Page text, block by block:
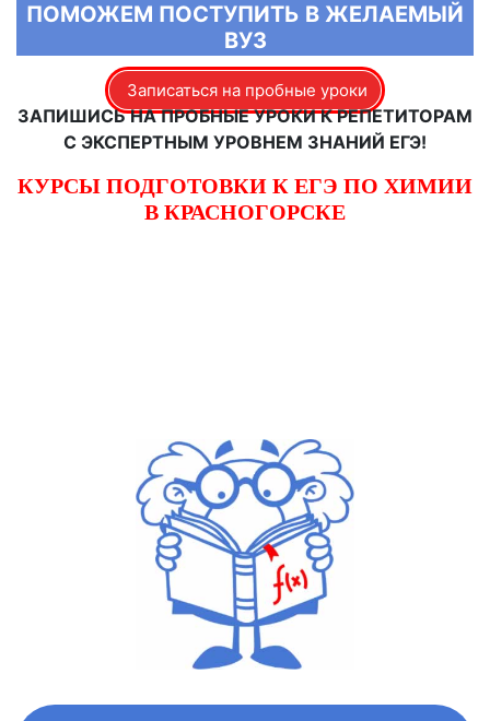
ПОМОЖЕМ ПОСТУПИТЬ В ЖЕЛАЕМЫЙ
ВУЗ
Записаться на пробные уроки
ЗАПИШИСЬ НА ПРОБНЫЕ УРОКИ К РЕПЕТИТОРАМ
С ЭКСПЕРТНЫМ УРОВНЕМ ЗНАНИЙ ЕГЭ!
КУРСЫ ПОДГОТОВКИ К ЕГЭ ПО ХИМИИ
В КРАСНОГОРСКЕ